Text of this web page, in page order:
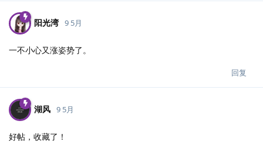
阳光湾 9 5月
一不小心又涨姿势了。
回复
湖风 9 5月
好帖，收藏了！